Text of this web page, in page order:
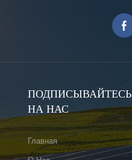
ПОДПИСЫВАЙТЕСЬ
НА НАС
Главная